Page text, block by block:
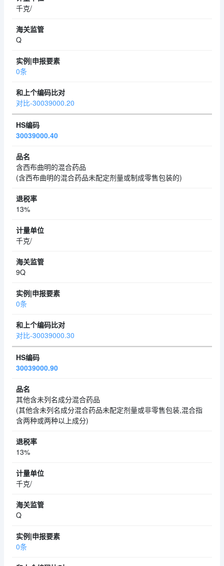
千克/
Q
0条
对比-30039000.20
30039000.40
含西布曲明的混合药品
(含西布曲明的混合药品未配定剂量或制成零售包装的)
13%
千克/
9Q
0条
对比-30039000.30
30039000.90
其他含未列名成分混合药品
(其他含未列名成分混合药品未配定剂量或非零售包装,混合指
含两种或两种以上成分)
13%
千克/
Q
0条